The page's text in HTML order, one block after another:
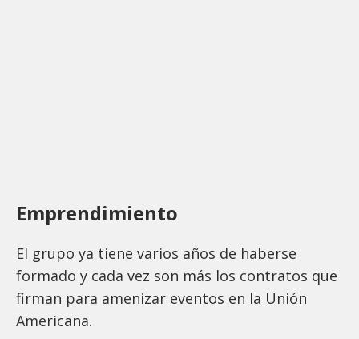
Emprendimiento
El grupo ya tiene varios años de haberse
formado y cada vez son más los contratos que
firman para amenizar eventos en la Unión
Americana.